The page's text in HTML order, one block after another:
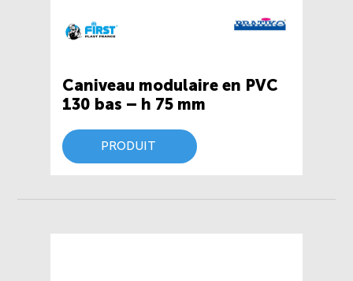
Caniveau modulaire en PVC
130 bas – h 75 mm
PRODUIT